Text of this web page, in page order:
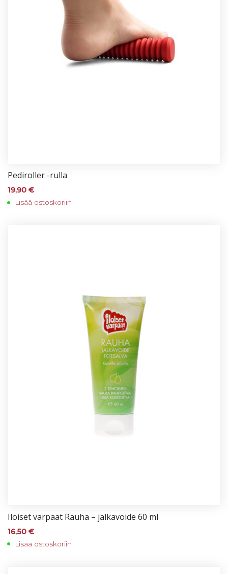
Pe­di­rol­ler -rul­la
19,90 €
Lisää ostoskoriin
Iloi­set var­paat Rau­ha – jal­ka­voi­de 60 ml
16,50 €
Lisää ostoskoriin